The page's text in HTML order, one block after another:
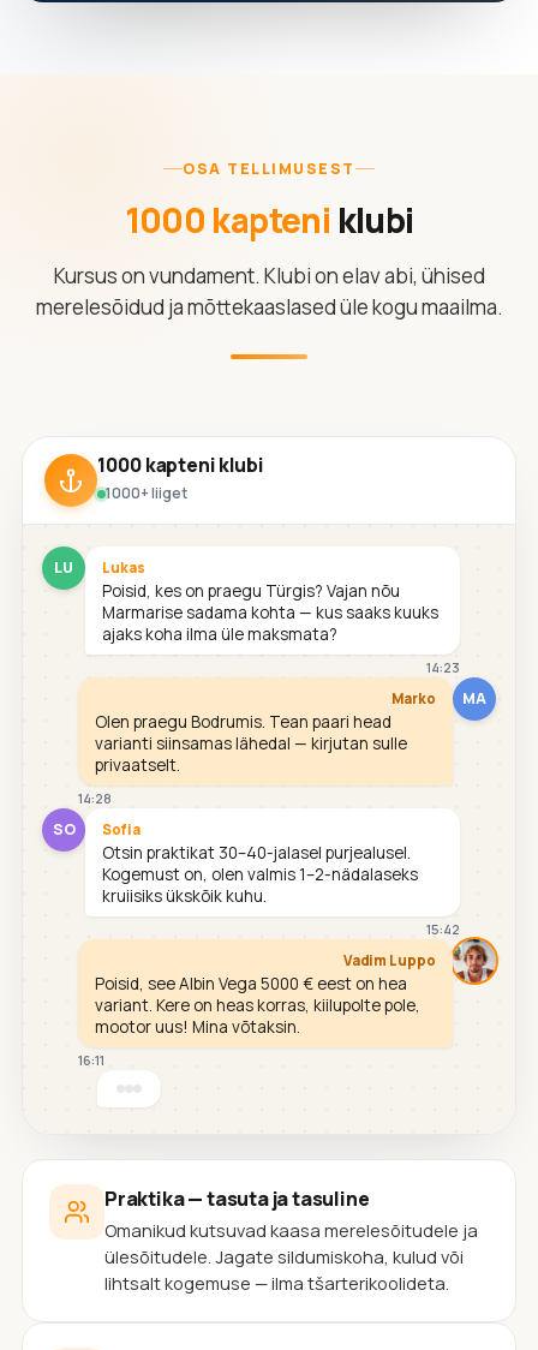
OSA TELLIMUSEST
1000 kapteni klubi
Kursus on vundament. Klubi on elav abi, ühised
merelesõidud ja mõttekaaslased üle kogu maailma.
1000 kapteni klubi
1000+ liiget
LU Lukas
Poisid, kes on praegu Türgis? Vajan nõu
Marmarise sadama kohta — kus saaks kuuks
ajaks koha ilma üle maksmata?
14:23
MA
Marko
Olen praegu Bodrumis. Tean paari head
varianti siinsamas lähedal — kirjutan sulle
privaatselt.
14:28
SO Sofia
Otsin praktikat 30–40-jalasel purjealusel.
Kogemust on, olen valmis 1–2-nädalaseks
kruiisiks ükskõik kuhu.
15:42
Vadim Luppo
Poisid, see Albin Vega 5000 € eest on hea
variant. Kere on heas korras, kiilupolte pole,
mootor uus! Mina võtaksin.
16:11
Praktika — tasuta ja tasuline
Omanikud kutsuvad kaasa merelesõitudele ja
ülesõitudele. Jagate sildumiskoha, kulud või
lihtsalt kogemuse — ilma tšarterikoolideta.